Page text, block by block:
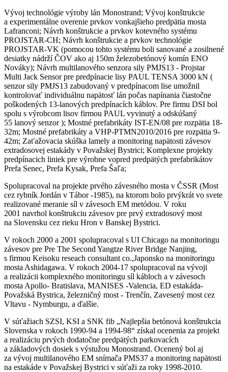
Vývoj technológie výroby lán Monostrand; Vývoj konštrukcie
a experimentálne overenie prvkov vonkajšieho predpätia mosta
Lafranconi; Návrh konštrukcie a prvkov kotevného systému
PROJSTAR-CH; Návrh konštrukcie a prvkov technológie
PROJSTAR-VK (pomocou tohto systému boli sanované a zosilnené
desiatky nádrží ČOV ako aj 150m železobetónový komín ENO
Nováky); Návrh multilanového senzora sily PMJS13 - Projstar
Multi Jack Sensor pre predpínacie lisy PAUL TENSA 3000 kN (
senzor sily PMJS13 zabudovaný v predpínacom lise umožnil
kontrolovať individuálnu napätosť lán počas napínania čiastočne
poškodených 13-lanových predpínacích káblov. Pre firmu DSI bol
spolu s výrobcom lisov firmou PAUL vyvinutý a odskúšaný
55 lanový senzor ); Mostné prefabrikáty IST-EN/08 pre rozpätia 18-
32m; Mostné prefabrikáty a VHP-PTMN2010/2016 pre rozpätia 9-
42m; Zaťažovacia skúška lamely a monitoring napätosti závesov
extradosovej estakády v Považskej Bystrici; Komplexne projekty
predpínacich liniek pre výrobne vopred predpätých prefabrikátov
Prefa Senec, Prefa Kysak, Prefa Šaľa;
Spolupracoval na projekte prvého závesného mosta v ČSSR (Most
cez rybník Jordán v Tábor -1985), na ktorom bolo prvýkrát vo svete
realizované meranie síl v závesoch EM metódou. V roku
2001 navrhol konštrukciu závesov pre prvý extradosový most
na Slovensku cez rieku Hron v Banskej Bystrici.
V rokoch 2000 a 2001 spolupracoval s UI Chicago na monitoringu
závesov pre Pre The Second Yangtze River Bridge Nanjing,
s firmou Keisoku reseach consultant co.,Japonsko na monitoringu
mosta Ashidagawa. V rokoch 2004-17 spolupracoval na vývoji
a realizácii komplexného monitoringu síl kábloch a v závesoch
mosta Apollo- Bratislava, MANISES -Valencia, ED estakáda-
Považská Bystrica, železničný most - Trenčín, Zavesený most cez
Vltavu - Nymburgu, a ďalšie.
V súťažiach SZSI, KSI a SNK fib „Najlepšia betónová konštrukcia
Slovenska v rokoch 1990-94 a 1994-98“ získal ocenenia za projekt
a realizáciu prvých dodatočne predpätých parkovacích
a základových dosiek s výstužou Monostrand. Ocenený bol aj
za vývoj multilanového EM snímača PMS37 a monitoring napätosti
na estakáde v Považskej Bystrici v súťaži za roky 1998-2010.